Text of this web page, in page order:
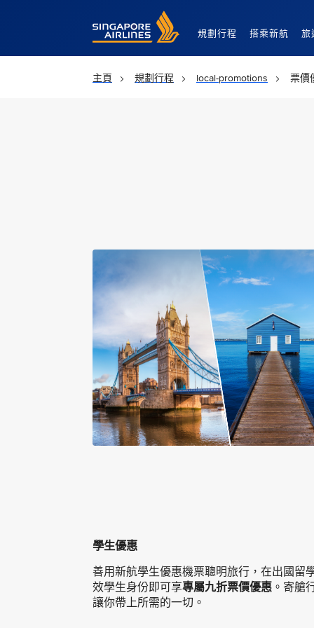
Singapore Airlines Home
規劃行程 搭乘新航 旅
主頁 規劃行程 local-promotions 票價
學生優惠
善用新航學生優惠機票聰明旅行，在出國留
效學生身份即可享專屬九折票價優惠 。寄艙
讓你帶上所需的一切。